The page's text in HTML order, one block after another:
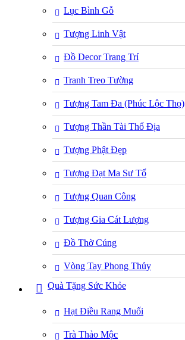
Lục Bình Gỗ
Tượng Linh Vật
Đồ Decor Trang Trí
Tranh Treo Tường
Tượng Tam Đa (Phúc Lộc Thọ)
Tượng Thần Tài Thổ Địa
Tượng Phật Đẹp
Tượng Đạt Ma Sư Tổ
Tượng Quan Công
Tượng Gia Cát Lượng
Đồ Thờ Cúng
Vòng Tay Phong Thủy
Quà Tặng Sức Khỏe
Hạt Điều Rang Muối
Trà Thảo Mộc